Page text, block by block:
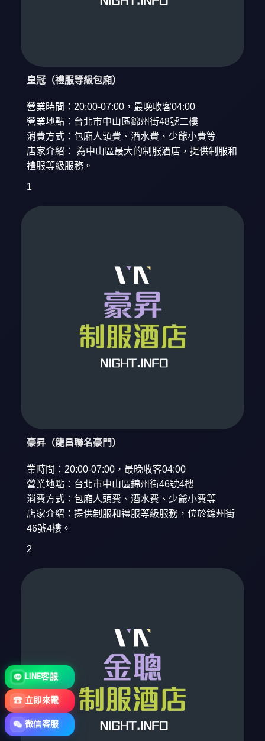
皇冠（禮服等級包廂）
營業時間：20:00-07:00，最晚收客04:00
營業地點：台北市中山區錦州街48號二樓
消費方式：包廂人頭費、酒水費、少爺小費等
店家介紹： 為中山區最大的制服酒店，提供制服和
禮服等級服務。
1
豪昇（龍昌聯名豪門）
業時間：20:00-07:00，最晚收客04:00
營業地點：台北市中山區錦州街46號4樓
消費方式：包廂人頭費、酒水費、少爺小費等
店家介紹：提供制服和禮服等級服務，位於錦州街
46號4樓。
2
LINE客服
☎ 立即來電
微信客服